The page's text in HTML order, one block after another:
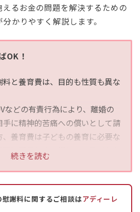
るお金の問題を解決するための
かりやすく解説します。
OK！
と養育費は、目的も性質も異な
などの有責行為により、離婚の
に精神的苦痛への償いとして請
養育費は子どもの養育に必要な
因に関係なく、親として子どもを
いますが、個別の事情によって
続きを読む
慰謝料に関するご相談はアディーレ